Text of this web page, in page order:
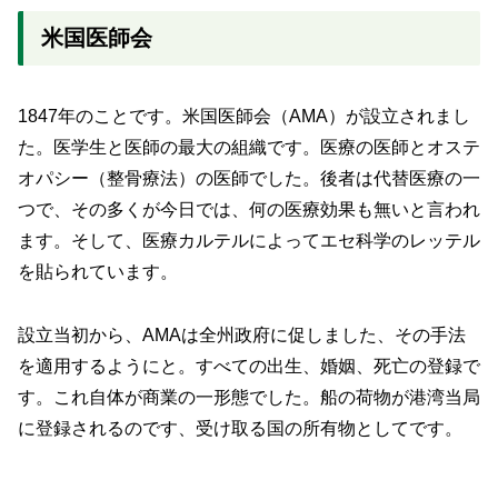
米国医師会
1847年のことです。米国医師会（AMA）が設立されまし
た。医学生と医師の最大の組織です。医療の医師とオステ
オパシー（整骨療法）の医師でした。後者は代替医療の一
つで、その多くが今日では、何の医療効果も無いと言われ
ます。そして、医療カルテルによってエセ科学のレッテル
を貼られています。
設立当初から、AMAは全州政府に促しました、その手法
を適用するようにと。すべての出生、婚姻、死亡の登録で
す。これ自体が商業の一形態でした。船の荷物が港湾当局
に登録されるのです、受け取る国の所有物としてです。